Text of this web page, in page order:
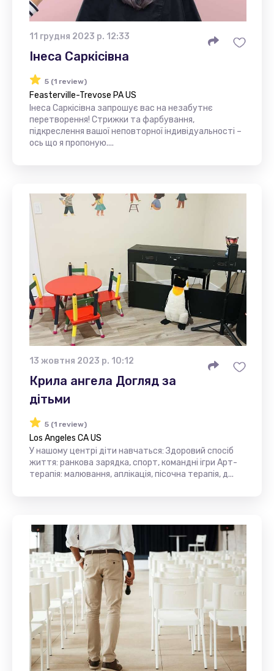
11 грудня 2023 р. 12:33
Інеса Саркісівна
5 (1 review)
Feasterville-Trevose PA US
Інеса Саркісівна запрошує вас на незабутнє
перетворення! Стрижки та фарбування,
підкреслення вашої неповторної індивідуальності –
ось що я пропоную....
13 жовтня 2023 р. 10:12
Крила ангела Догляд за
дітьми
5 (1 review)
Los Angeles CA US
У нашому центрі діти навчаться: Здоровий спосіб
життя: ранкова зарядка, спорт, командні ігри Арт-
терапія: малювання, аплікація, пісочна терапія, д...